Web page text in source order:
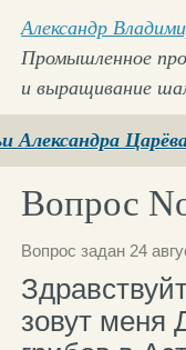
Александр
Промышленное
и выращивание
Александра
Вопрос
Вопрос задан 24
зовут меня